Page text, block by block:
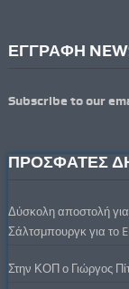
ΕΓΓΡΑΦΗ
Subscribe to our
ΠΡΟΣΦΑΤΕΣ
Δύσκολη αποστολή
Σάλτσμπουργκ για το
Στην ΚΟΠ ο Γιώργος